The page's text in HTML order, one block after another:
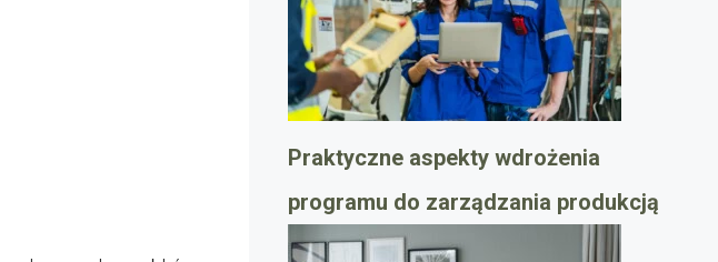
Praktyczne aspekty wdrożenia
programu do zarządzania produkcją